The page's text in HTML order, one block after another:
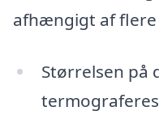
afhængigt af
Størrelsen på
termograferes